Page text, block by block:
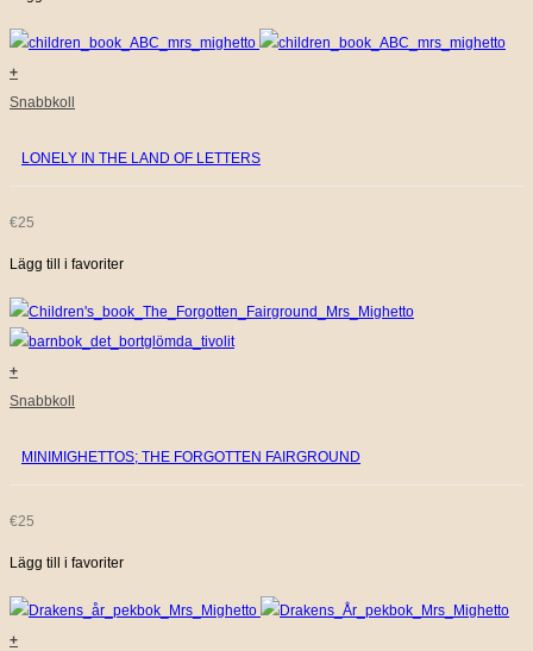
PRISET
PRISET
+
Snabbkoll
LONELY IN THE LAND OF LETTERS
€25
Lägg till i favoriter
+
Snabbkoll
MINIMIGHETTOS; THE FORGOTTEN FAIRGROUND
€25
Lägg till i favoriter
+